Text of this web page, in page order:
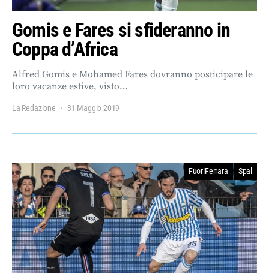
Gomis e Fares si sfideranno in
Coppa d’Africa
Alfred Gomis e Mohamed Fares dovranno posticipare le
loro vacanze estive, visto…
La Redazione 31 Maggio 2019
FuoriFerrara Spal